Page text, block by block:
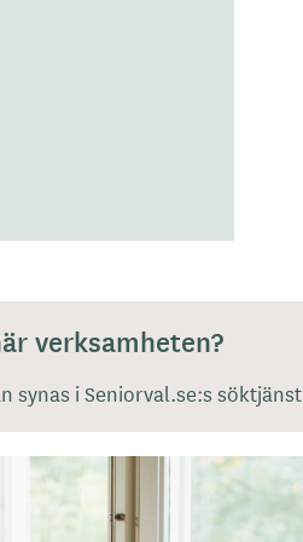
verksamheten?
synas i Seniorval.se:s söktjänst